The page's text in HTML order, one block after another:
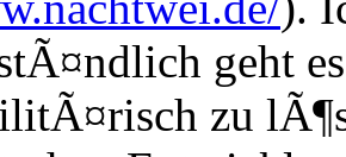
geht
zu